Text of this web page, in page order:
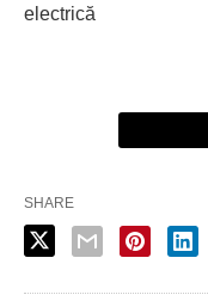
electrică
SHARE